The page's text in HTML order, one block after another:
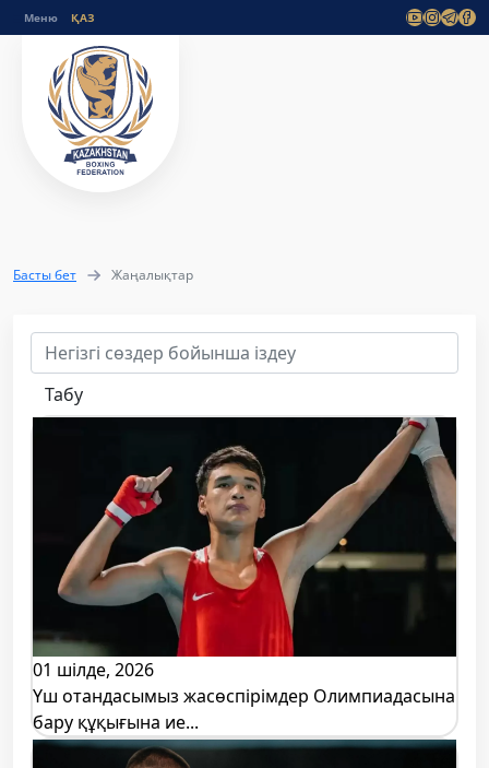
Меню
Басты бет Жаңалықтар
Табу
01 шілде, 2026
Үш отандасымыз жасөспірімдер Олимпиадасына
бару құқығына ие...